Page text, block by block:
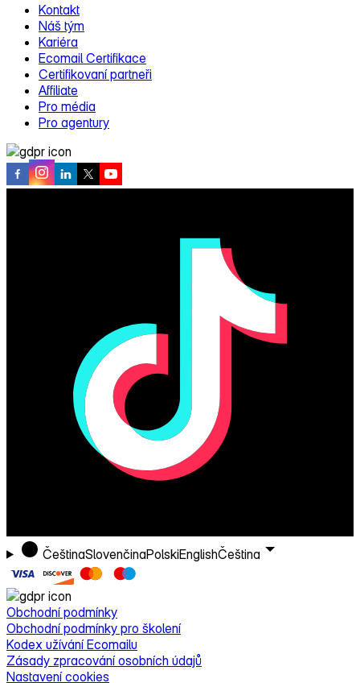
Kontakt
Náš tým
Kariéra
Ecomail Certifikace
Certifikovaní partneři
Affiliate
Pro média
Pro agentury
ČeštinaSlovenčinaPolskiEnglishČeština
Obchodní podmínky
Obchodní podmínky pro školení
Kodex užívání Ecomailu
Zásady zpracování osobních údajů
Nastavení cookies